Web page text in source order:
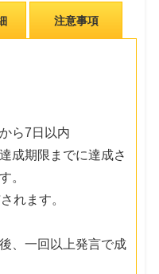
注意事項
ら7日以内
成期限までに達成さ
。
れます。
、一回以上発言で成